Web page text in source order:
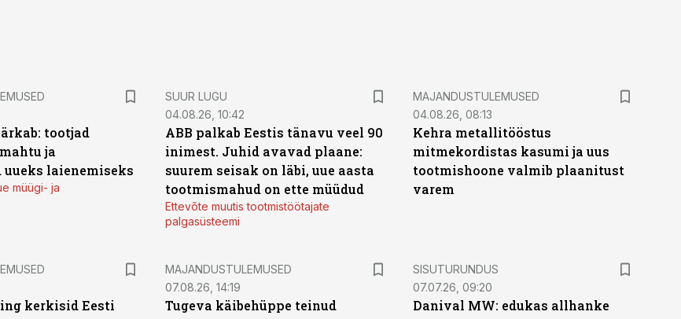
tootjad
ja
laienemiseks
müügi- ja
SUUR LUGU
04.08.26, 10:42
ABB palkab Eestis tänavu veel 90
inimest. Juhid avavad plaane:
suurem seisak on läbi, uue aasta
tootmismahud on ette müüdud
Ettevõte muutis tootmistöötajate
palgasüsteemi
MAJANDUSTULEMUSED
04.08.26, 08:13
Kehra metallitööstus
mitmekordistas kasumi ja uus
tootmishoone valmib plaanitust
varem
kerkisid Eesti
MAJANDUSTULEMUSED
07.08.26, 14:19
Tugeva käibehüppe teinud
ST
SISUTURUNDUS
07.07.26, 09:20
Danival MW: edukas allhanke